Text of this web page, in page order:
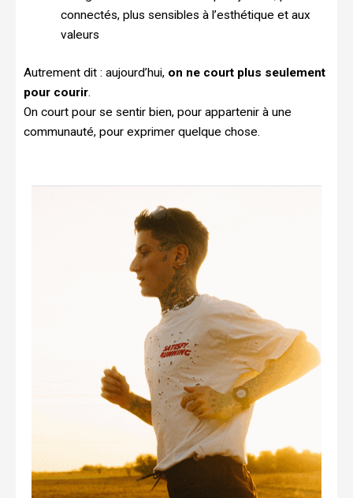
connectés, plus sensibles à l’esthétique et aux
valeurs
Autrement dit : aujourd’hui, on ne court plus seulement
pour courir.
On court pour se sentir bien, pour appartenir à une
communauté, pour exprimer quelque chose.